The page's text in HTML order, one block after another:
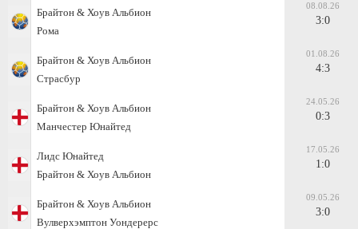
Брайтон & Хоув Альбион
Рома
08.08.26
3:0
Брайтон & Хоув Альбион
Страсбур
01.08.26
4:3
Брайтон & Хоув Альбион
Манчестер Юнайтед
24.05.26
0:3
Лидс Юнайтед
Брайтон & Хоув Альбион
17.05.26
1:0
Брайтон & Хоув Альбион
Вулверхэмптон Уондерерс
09.05.26
3:0